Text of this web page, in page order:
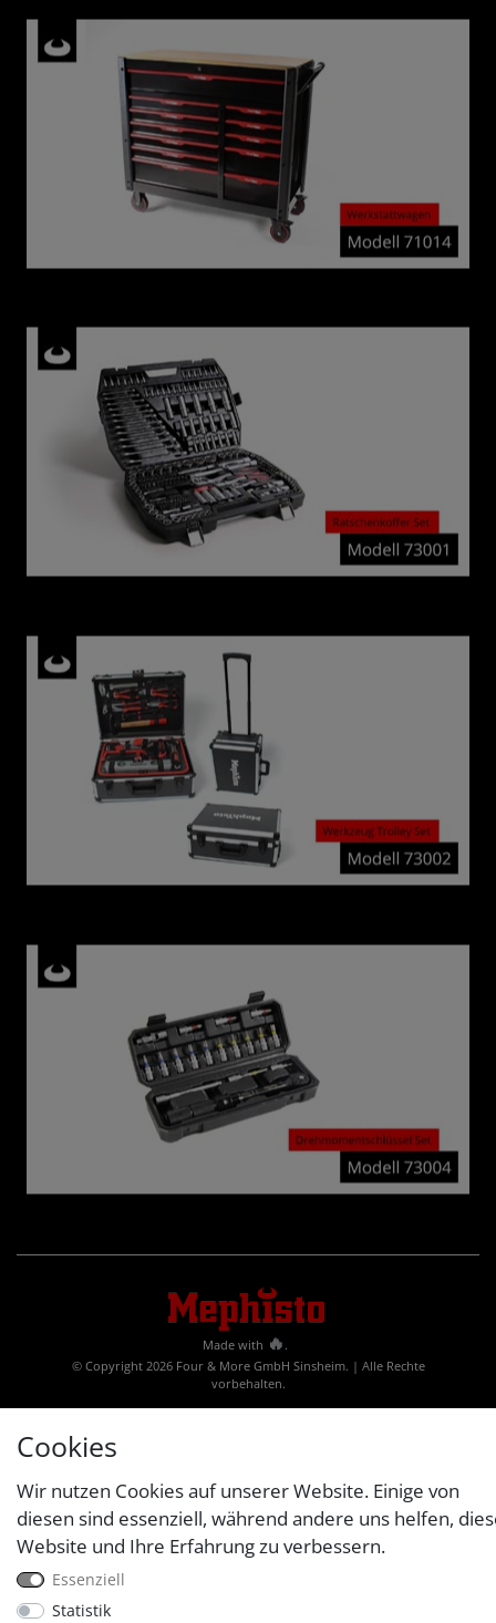
Made with 🔥 .
© Copyright 2026 Four & More GmbH Sinsheim. | Alle Rechte
vorbehalten.
Cookies
Wir nutzen Cookies auf unserer Website. Einige von
diesen sind essenziell, während andere uns helfen,
Website und Ihre Erfahrung zu verbessern.
Essenziell
Statistik